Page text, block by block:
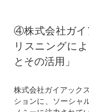
④株式会社ガイ
リスニングに
とその活用」
株式会社ガイアック
ションに、ソーシャ